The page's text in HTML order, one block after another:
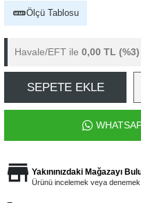
Ölçü Tablosu
Havale/EFT ile 0,00 TL (%3)
SEPETE EKLE
Yakınınızdaki Mağazayı
Ürünü incelemek veya denemek